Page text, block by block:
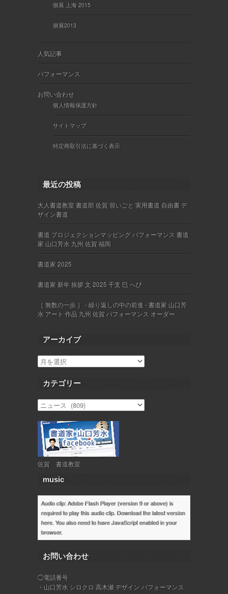
個展 上海 2015
個展2013
人気記事
パフォーマンス
お問い合わせ
個人情報保護方針
サイトマップ
特定商取引法に基づく表示
最近の投稿
大人書道教室 書道部 佐賀 習いごと 実用書道 自由書 デ
ザイン書道
書道 プロジェクションマッピング パフォーマンス 書道
家 山口芳水 九州 佐賀 福岡
書道家 2025
書道家 新年 挨拶 文 2025 干支 巳 へび
［ 無数の一歩 ］ - 繰り返しの中の前進 - 書道家 山口芳
水 アート 作品 九州 佐賀 パフォーマンス オーダー
アーカイブ
カテゴリー
佐賀 書道教室
music
Audio clip: Adobe Flash Player (version 9 or above) is
required to play this audio clip. Download the latest version
here. You also need to have JavaScript enabled in your
browser.
お問い合わせ
◯電話番号
・山口芳水 シロクロ 高木瀬 デザイン パフォーマンス